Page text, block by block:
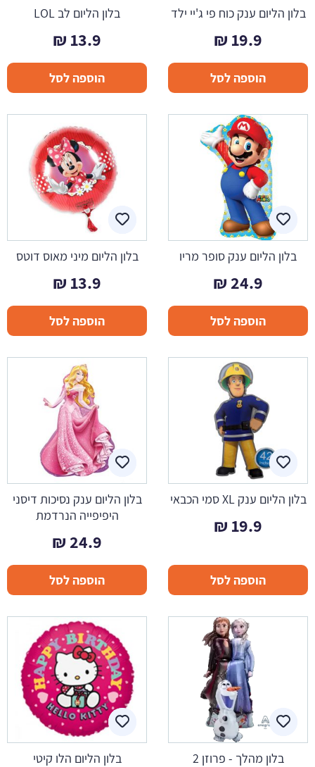
בלון הליום ענק כוח פי ג'יי ילד
19.9
₪
הוספה לסל
בלון הליום לב LOL
13.9
₪
הוספה לסל
בלון הליום ענק סופר מריו
24.9
₪
הוספה לסל
בלון הליום מיני מאוס דוטס
13.9
₪
הוספה לסל
בלון הליום ענק XL סמי הכבאי
19.9
₪
הוספה לסל
בלון הליום ענק נסיכות דיסני
היפיפייה הנרדמת
24.9
₪
הוספה לסל
בלון מהלך - פרוזן 2 בלון הליום הלו קיטי